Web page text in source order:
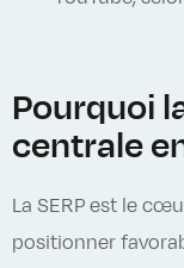
Pourquoi
centrale
La SERP est le
positionner